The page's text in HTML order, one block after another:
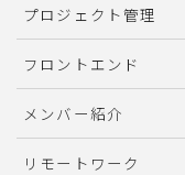
プロジェクト管理
フロントエンド
メンバー紹介
リモートワーク